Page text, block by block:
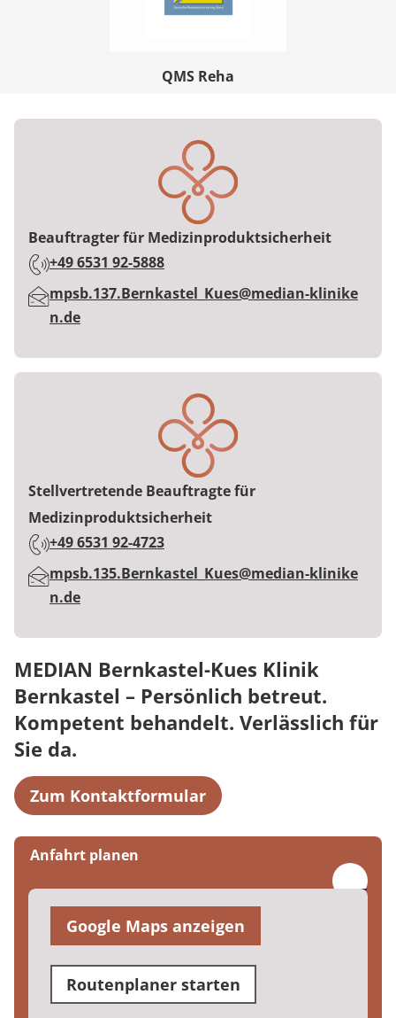
QMS Reha
Beauftragter für Medizinproduktsicherheit
Telefon:
+49 6531 92-5888
E-Mail:mpsb.137.Bernkastel_Kues@median-klinike
n.de
Stellvertretende Beauftragte für
Medizinproduktsicherheit
Telefon:
+49 6531 92-4723
E-Mail:mpsb.135.Bernkastel_Kues@median-klinike
n.de
MEDIAN Bernkastel-Kues Klinik
Bernkastel – Persönlich betreut.
Kompetent behandelt. Verlässlich für
Sie da.
Zum Kontaktformular
Anfahrt planen
Google Maps anzeigen
Routenplaner starten